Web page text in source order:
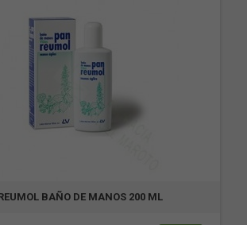
BAÑO DE MANOS 200 ML